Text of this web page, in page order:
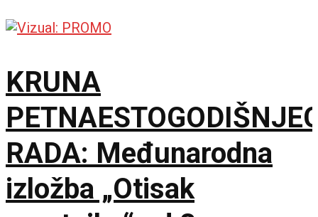
KRUNA
RADA: Međunarodna
izložba „Otisak